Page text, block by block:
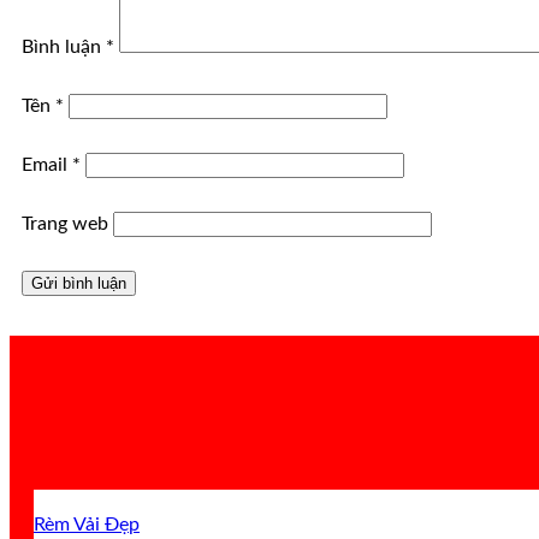
Bình luận *
Tên *
Email *
Trang web
Rèm Vải Đẹp